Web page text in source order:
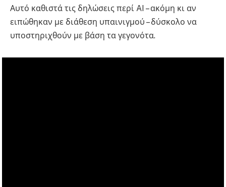
Αυτό καθιστά τις δηλώσεις περί AI – ακόμη κι αν
ειπώθηκαν με διάθεση υπαινιγμού – δύσκολο να
υποστηριχθούν με βάση τα γεγονότα.